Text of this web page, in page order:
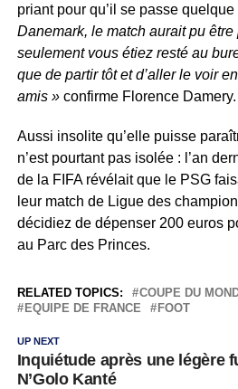
priant pour qu’il se passe
Danemark, le match aurait pu
seulement vous étiez resté au
que de partir tôt et d’aller le voir
amis »confirme Florence Damery.
Aussi insolite qu’elle puisse
n’est pourtant pas isolée : l’an
de la FIFA révélait que le PSG
leur match de Ligue des
décidiez de dépenser 200 euros
au Parc des Princes.
RELATED TOPICS:
COUPE DU
EQUIPE DE FRANCE
FOOT
UP NEXT
Inquiétude après une légère
N’Golo Kanté